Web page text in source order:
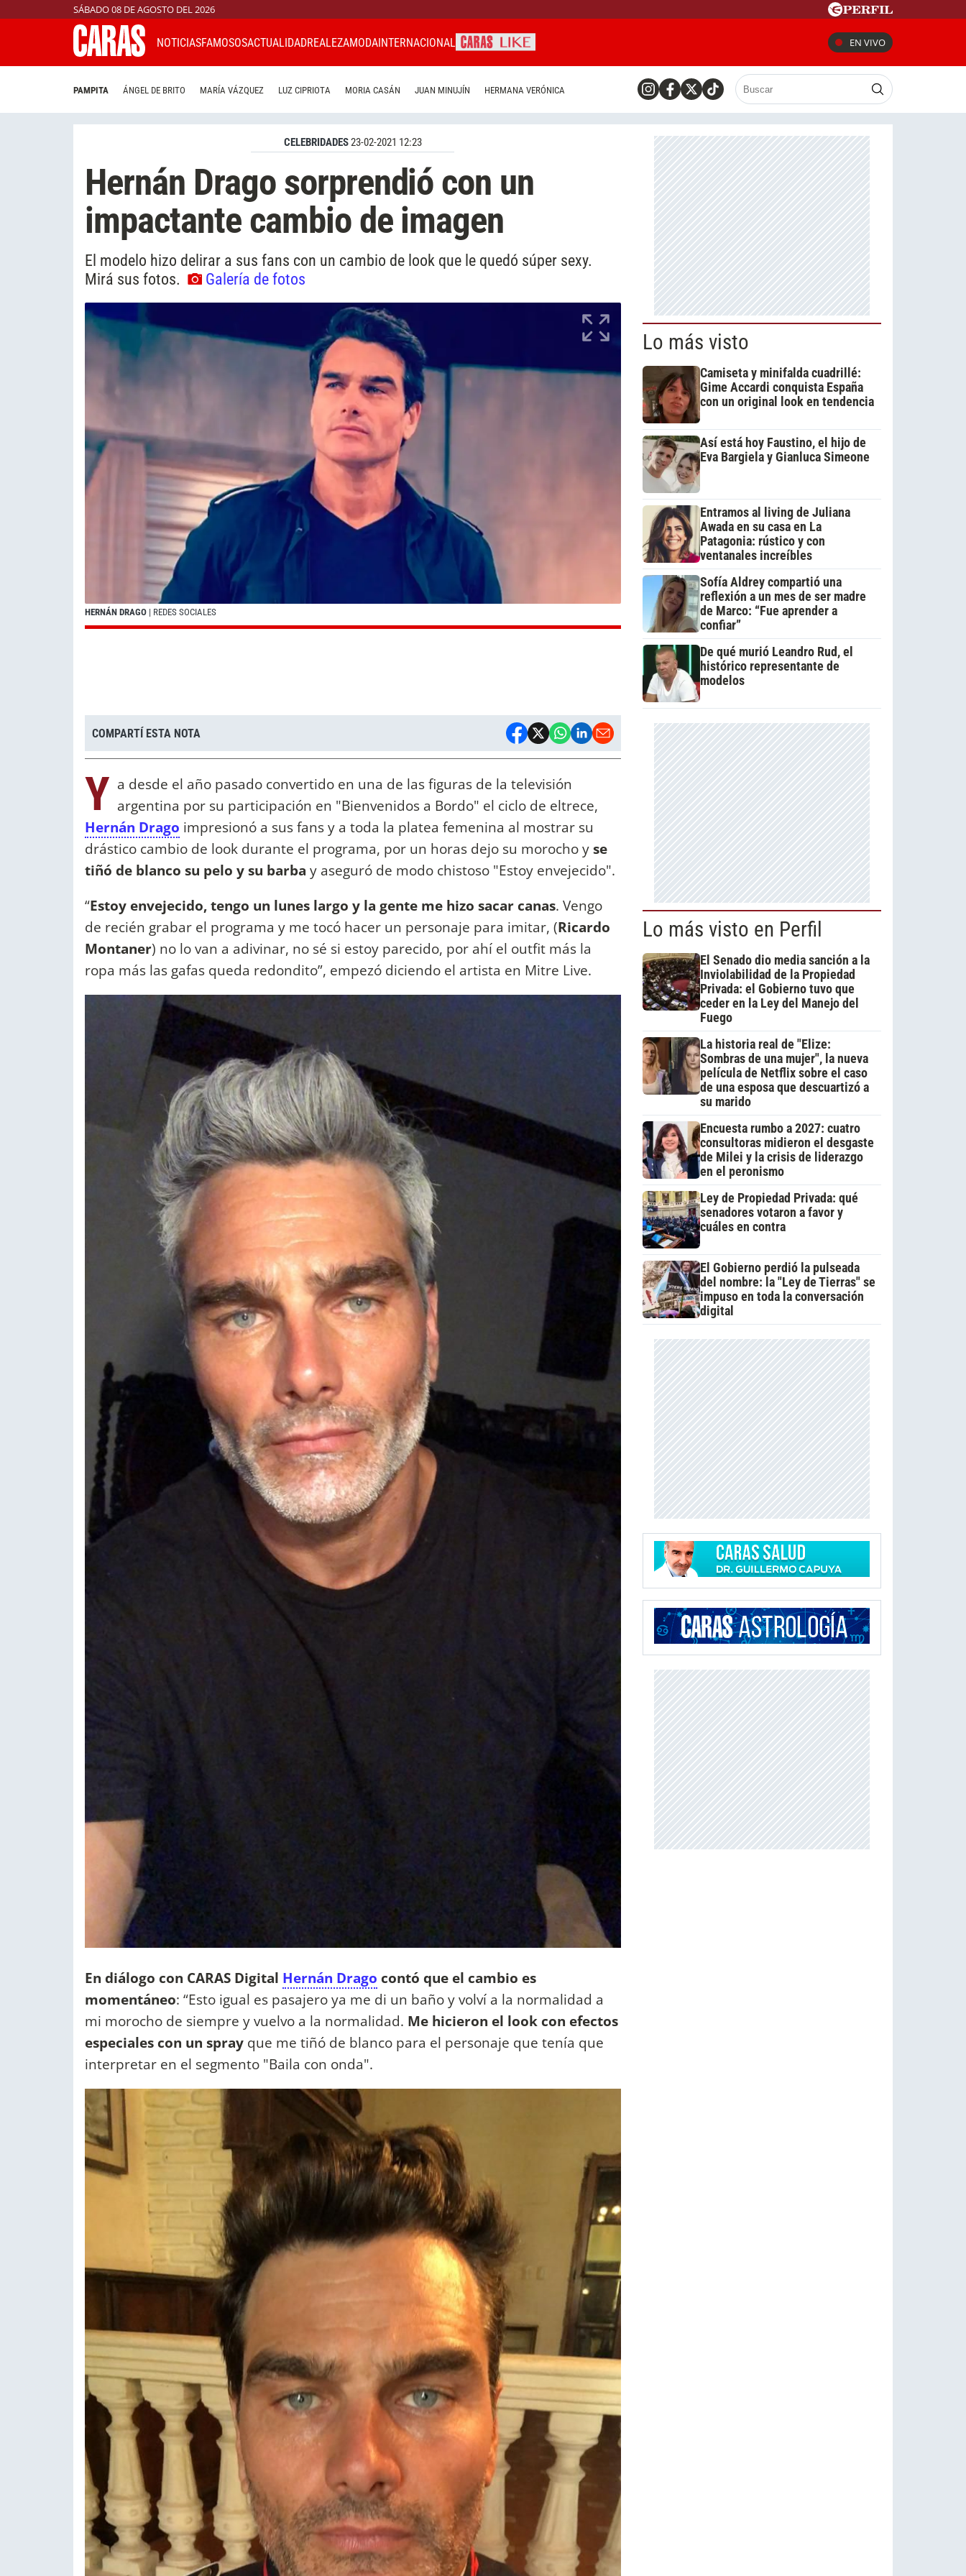
SÁBADO 08 DE AGOSTO DEL 2026
NOTICIASFAMOSOSACTUALIDADREALEZAMODAINTERNACIONAL EN VIVO
PAMPITA ÁNGEL DE BRITO MARÍA VÁZQUEZ LUZ CIPRIOTA MORIA CASÁN JUAN MINUJÍN HERMANA VERÓNICA
CELEBRIDADES23-02-2021 12:23
Hernán Drago sorprendió con un
impactante cambio de imagen
El modelo hizo delirar a sus fans con un cambio de look que le quedó súper sexy.
Mirá sus fotos.
Galería de fotos
HERNÁN DRAGO | REDES SOCIALES
COMPARTÍ ESTA NOTA
Y a desde el año pasado convertido en una de las figuras de la televisión
argentina por su participación en "Bienvenidos a Bordo" el ciclo de eltrece,
Hernán Drago impresionó a sus fans y a toda la platea femenina al mostrar su
drástico cambio de look durante el programa, por un horas dejo su morocho yse
tiñó de blanco su pelo y su barba y aseguró de modo chistoso "Estoy envejecido".
“Estoy envejecido, tengo un lunes largo y la gente me hizo sacar canas. Vengo
de recién grabar el programa y me tocó hacer un personaje para imitar, (Ricardo
Montaner) no lo van a adivinar, no sé si estoy parecido, por ahí el outfit más la
ropa más las gafas queda redondito”, empezó diciendo el artista en Mitre Live.
En diálogo con CARAS Digital Hernán Drago contó que el cambio es
momentáneo: “Esto igual es pasajero ya me di un baño y volví a la normalidad a
mi morocho de siempre y vuelvo a la normalidad. Me hicieron el look con efectos
especiales con un spray que me tiñó de blanco para el personaje que tenía que
interpretar en el segmento "Baila con onda".
Lo más visto
Camiseta y minifalda cuadrillé:
Gime Accardi conquista España
con un original look en tendencia
Así está hoy Faustino, el hijo de
Eva Bargiela y Gianluca Simeone
Entramos al living de Juliana
Awada en su casa en La
Patagonia: rústico y con
ventanales increíbles
Sofía Aldrey compartió una
reflexión a un mes de ser madre
de Marco: “Fue aprender a
confiar”
De qué murió Leandro Rud, el
histórico representante de
modelos
Lo más visto en Perfil
El Senado dio media sanción a la
Inviolabilidad de la Propiedad
Privada: el Gobierno tuvo que
ceder en la Ley del Manejo del
Fuego
La historia real de "Elize:
Sombras de una mujer", la nueva
película de Netflix sobre el caso
de una esposa que descuartizó a
su marido
Encuesta rumbo a 2027: cuatro
consultoras midieron el desgaste
de Milei y la crisis de liderazgo
en el peronismo
Ley de Propiedad Privada: qué
senadores votaron a favor y
cuáles en contra
El Gobierno perdió la pulseada
del nombre: la "Ley de Tierras" se
impuso en toda la conversación
digital